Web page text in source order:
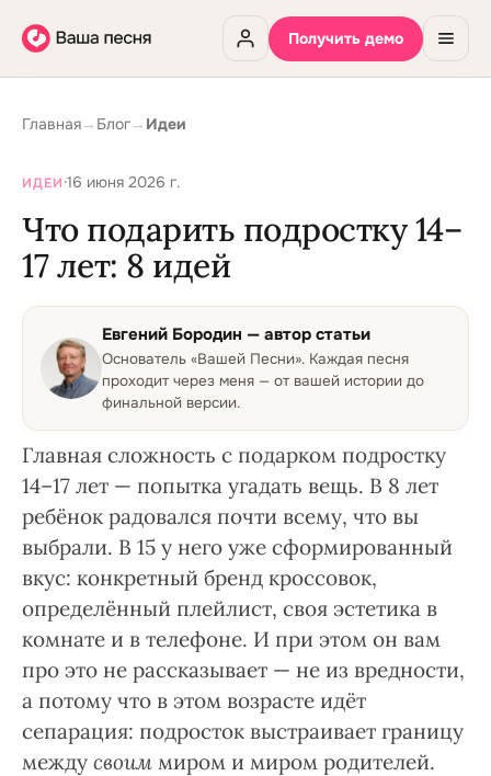
Получить демо
Главная→ Блог→ Идеи
ИДЕИ·16 июня 2026 г.
Что подарить подростку 14–
17 лет: 8 идей
Евгений Бородин — автор статьи
Основатель «Вашей Песни». Каждая песня
проходит через меня — от вашей истории до
финальной версии.
Главная сложность с подарком подростку
14–17 лет — попытка угадать вещь. В 8 лет
ребёнок радовался почти всему, что вы
выбрали. В 15 у него уже сформированный
вкус: конкретный бренд кроссовок,
определённый плейлист, своя эстетика в
комнате и в телефоне. И при этом он вам
про это не рассказывает — не из вредности,
а потому что в этом возрасте идёт
сепарация: подросток выстраивает границу
между своим миром и миром родителей.